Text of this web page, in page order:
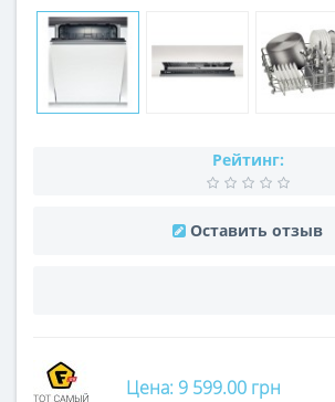
Рейтинг:
Оставить отзыв
Цена: 9 599.00 грн